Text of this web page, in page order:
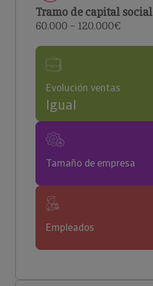
Tramo de capital social
60.000 – 120.000€
Evolución ventas
Igual
Tamaño de empresa
Empleados